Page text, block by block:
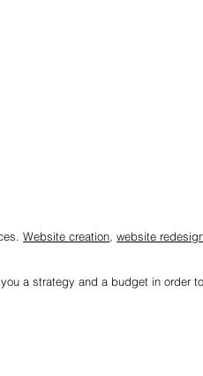
Website creation,website
a strategy and a budget in order